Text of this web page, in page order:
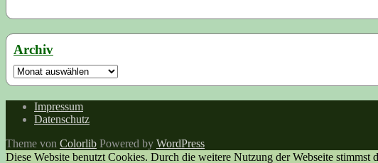
Archiv
Archiv
Impressum
Datenschutz
Theme von Colorlib Powered by WordPress
Diese Website benutzt Cookies. Durch die weitere Nutzung der Webseite stimmst